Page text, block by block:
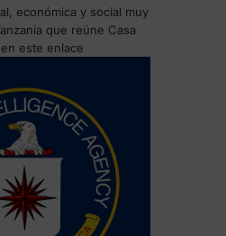
económica y social muy
que reúne Casa
este enlace